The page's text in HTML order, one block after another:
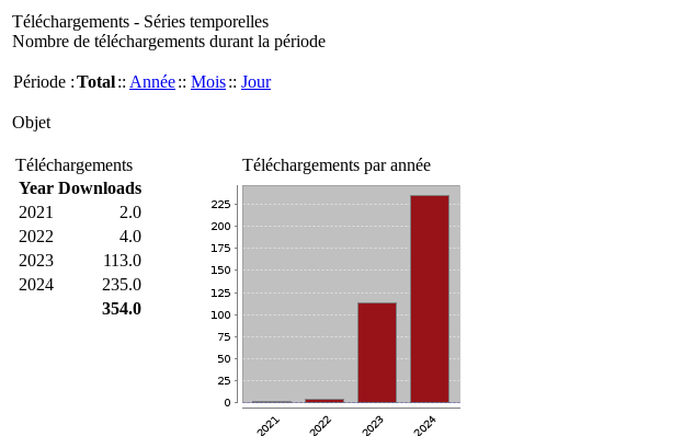
Téléchargements - Séries temporelles
Nombre de téléchargements durant la période
Période :Total:: Année:: Mois:: Jour
Objet
Téléchargements
Year Downloads
2021
2.0
2022
4.0
2023
113.0
2024
235.0
354.0
Téléchargements par année